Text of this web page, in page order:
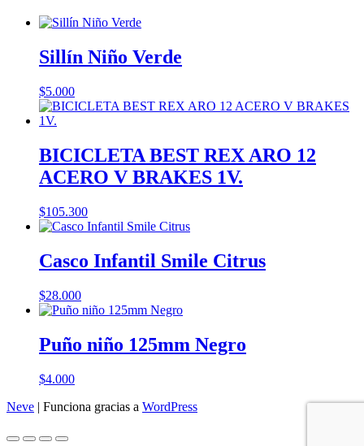
Sillín Niño Verde
$5.000
BICICLETA BEST REX ARO 12
ACERO V BRAKES 1V.
$105.300
Casco Infantil Smile Citrus
$28.000
Puño niño 125mm Negro
$4.000
Neve | Funciona gracias a WordPress